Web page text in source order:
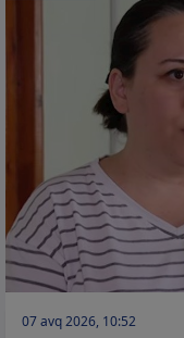
07 avq 2026, 10:52